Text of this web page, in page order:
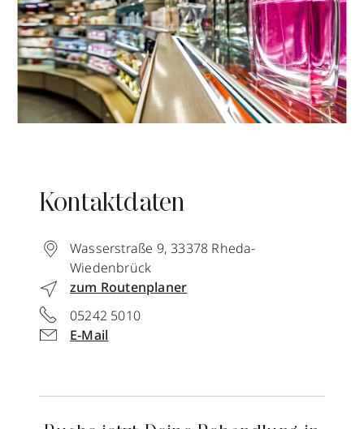
Kontaktdaten
Wasserstraße 9,33378 Rheda-
Wiedenbrück
zum Routenplaner
05242 5010
E-Mail